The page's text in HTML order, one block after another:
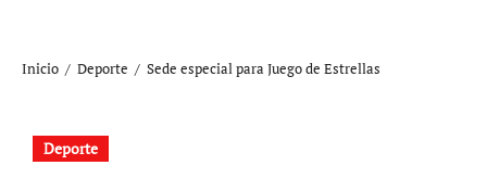
Inicio Deporte Sede especial para Juego de Estrellas
Deporte